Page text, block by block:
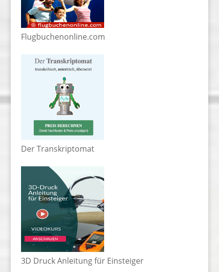
Flugbuchenonline.com
Der Transkriptomat
3D Druck Anleitung für Einsteiger